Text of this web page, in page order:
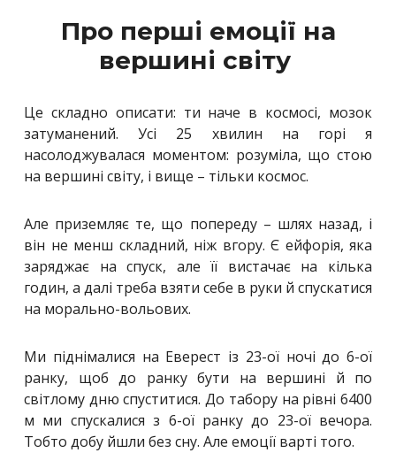
Про перші емоції на
вершині світу
Це складно описати: ти наче в космосі, мозок
затуманений. Усі 25 хвилин на горі я
насолоджувалася моментом: розуміла, що стою
на вершині світу, і вище – тільки космос.
Але приземляє те, що попереду – шлях назад, і
він не менш складний, ніж вгору. Є ейфорія, яка
заряджає на спуск, але її вистачає на кілька
годин, а далі треба взяти себе в руки й спускатися
на морально-вольових.
Ми піднімалися на Еверест із 23-ої ночі до 6-ої
ранку, щоб до ранку бути на вершині й по
світлому дню спуститися. До табору на рівні 6400
м ми спускалися з 6-ої ранку до 23-ої вечора.
Тобто добу йшли без сну. Але емоції варті того.